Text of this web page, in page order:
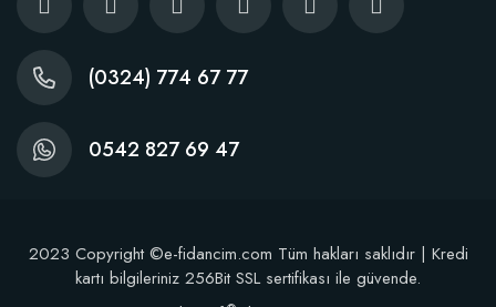
Dikim Sonrası Fidan Gelişim Gübresi (10 fidan İçin )
(0324) 774 67 77
0542 827 69 47
2023 Copyright ©e-fidancim.com Tüm hakları saklıdır | Kredi
kartı bilgileriniz 256Bit SSL sertifikası ile güvende.